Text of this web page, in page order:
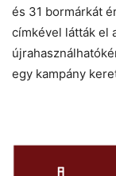
és 31 bormárkát
címkével látták el
egy kampány